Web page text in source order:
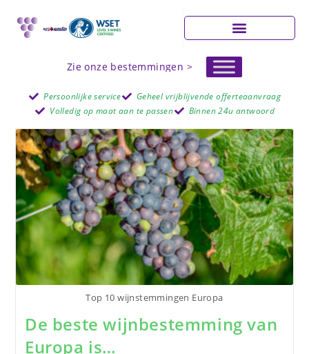
Zie onze bestemmingen >
Persoonlijke service
Geheel vrijblijvende offerteaanvraag
Volledig op maat aan te passen
Binnen 24u antwoord
Top 10 wijnstemmingen Europa
De beste wijnbestemming van
Europa is…